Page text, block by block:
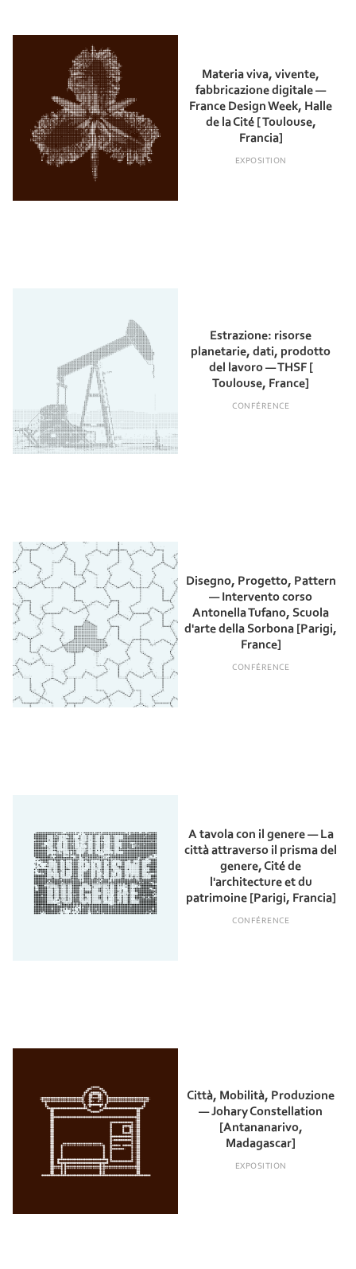
Materia viva, vivente,
fabbricazione digitale —
France Design Week, Halle
de la Cité [ Toulouse,
Francia]
EXPOSITION
Estrazione: risorse
planetarie, dati, prodotto
del lavoro — THSF [
Toulouse, France]
CONFÉRENCE
Disegno, Progetto, Pattern
— Intervento corso
Antonella Tufano, Scuola
d'arte della Sorbona [Parigi,
France]
CONFÉRENCE
A tavola con il genere — La
città attraverso il prisma del
genere, Cité de
l'architecture et du
patrimoine [Parigi, Francia]
CONFÉRENCE
Città, Mobilità, Produzione
— Johary Constellation
[Antananarivo,
Madagascar]
EXPOSITION